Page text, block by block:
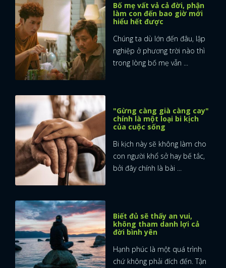
Bố mẹ vất vả cả đời, phận
làm con đến bao giờ mới
hiểu hết được
Chúng ta dù lớn đến đâu, lập
nghiệp ở phương trời nào thì
trong lòng bố mẹ vẫn ...
"Gừng càng già càng cay"
chính là một loại bi kịch
của cuộc sống
Bi kịch này sẽ không làm cho
con người khổ sở hay bế tắc,
bởi đây chính là bài ...
Biết đủ sẽ thấy an vui,
không tham danh lợi cả
đời bình yên
Hạnh phúc là một quá trình
chứ không phải đích đến. Tận